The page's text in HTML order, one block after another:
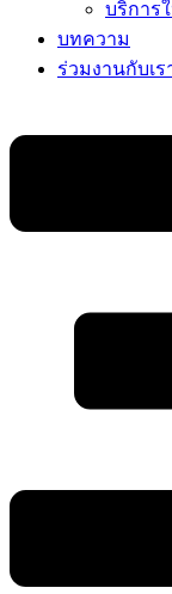
บริการ
บทความ
ร่วมงานกับเร